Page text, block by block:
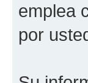
emplea
por